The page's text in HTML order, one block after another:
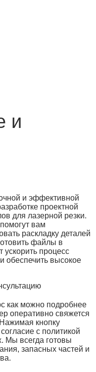
и
и эффективной
проектной
для лазерной резки.
вам
раскладку деталей
файлы в
процесс
обеспечить высокое
как можно подробнее
оперативно свяжется
кнопку
с политикой
Мы всегда готовы
запасных частей и